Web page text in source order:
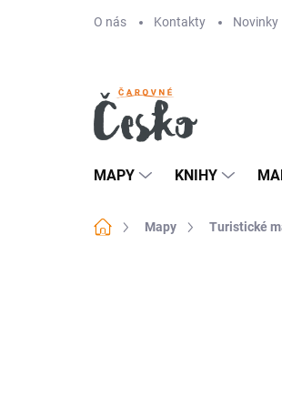
O nás Kontakty Novinky
MAPY KNIHY
Domů Mapy Turistické